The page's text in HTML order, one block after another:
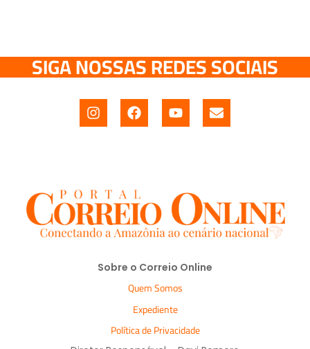
SIGA NOSSAS REDES SOCIAIS
Sobre o Correio Online
Quem Somos
Expediente
Política de Privacidade